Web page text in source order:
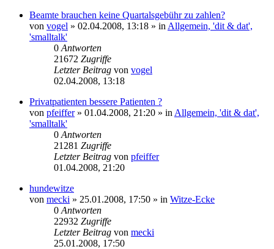
Beamte brauchen keine Quartalsgebühr zu zahlen?
von vogel » 02.04.2008, 13:18 » in Allgemein, 'dit & dat',
'smalltalk'
0 Antworten
21672 Zugriffe
Letzter Beitrag von vogel
02.04.2008, 13:18
Privatpatienten bessere Patienten ?
von pfeiffer» 01.04.2008, 21:20 » in Allgemein, 'dit & dat',
'smalltalk'
0 Antworten
21281 Zugriffe
Letzter Beitrag von pfeiffer
01.04.2008, 21:20
hundewitze
von mecki » 25.01.2008, 17:50 » in Witze-Ecke
0 Antworten
22932 Zugriffe
Letzter Beitrag von mecki
25.01.2008, 17:50